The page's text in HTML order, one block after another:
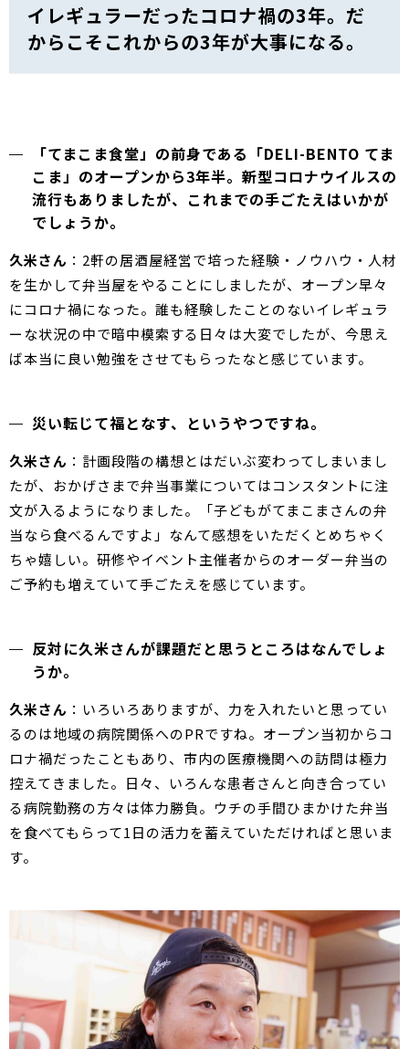
イレギュラーだったコロナ禍の3年。だ
からこそこれからの3年が大事になる。
「てまこま食堂」の前身である「DELI-BENTO てま
こま」のオープンから3年半。新型コロナウイルスの
流行もありましたが、これまでの手ごたえはいかが
でしょうか。
久米さん ：2軒の居酒屋経営で培った経験・ノウハウ・人材
を生かして弁当屋をやることにしましたが、オープン早々
にコロナ禍になった。誰も経験したことのないイレギュラ
ーな状況の中で暗中模索する日々は大変でしたが、今思え
ば本当に良い勉強をさせてもらったなと感じています。
災い転じて福となす、というやつですね。
久米さん ：計画段階の構想とはだいぶ変わってしまいまし
たが、おかげさまで弁当事業についてはコンスタントに注
文が入るようになりました。「子どもがてまこまさんの弁
当なら食べるんですよ」なんて感想をいただくとめちゃく
ちゃ嬉しい。研修やイベント主催者からのオーダー弁当の
ご予約も増えていて手ごたえを感じています。
反対に久米さんが課題だと思うところはなんでしょ
うか。
久米さん ：いろいろありますが、力を入れたいと思ってい
るのは地域の病院関係へのPRですね。オープン当初からコ
ロナ禍だったこともあり、市内の医療機関への訪問は極力
控えてきました。日々、いろんな患者さんと向き合ってい
る病院勤務の方々は体力勝負。ウチの手間ひまかけた弁当
を食べてもらって1日の活力を蓄えていただければと思いま
す。